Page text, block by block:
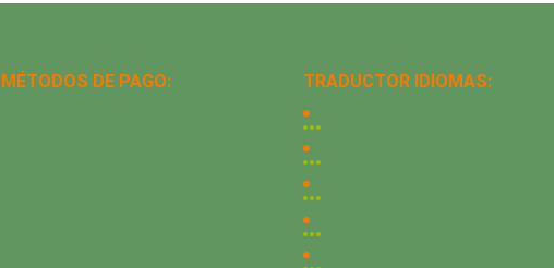
MÉTODOS DE PAGO: TRADUCTOR IDIOMAS: